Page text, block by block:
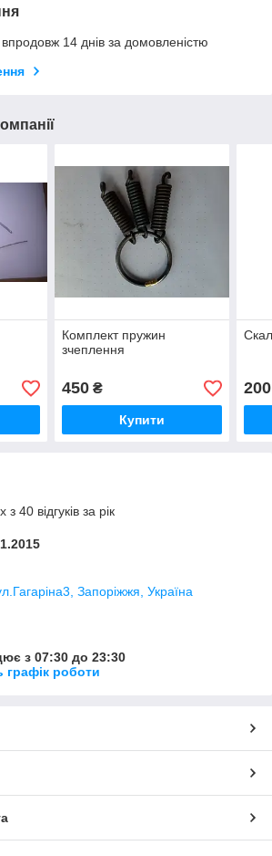
14 днів за домовленістю
Комплект пружин
зчеплення
450₴
Купити
200
40 відгуків за рік
Запоріжжя, Україна
з 07:30 до 23:30
графік роботи